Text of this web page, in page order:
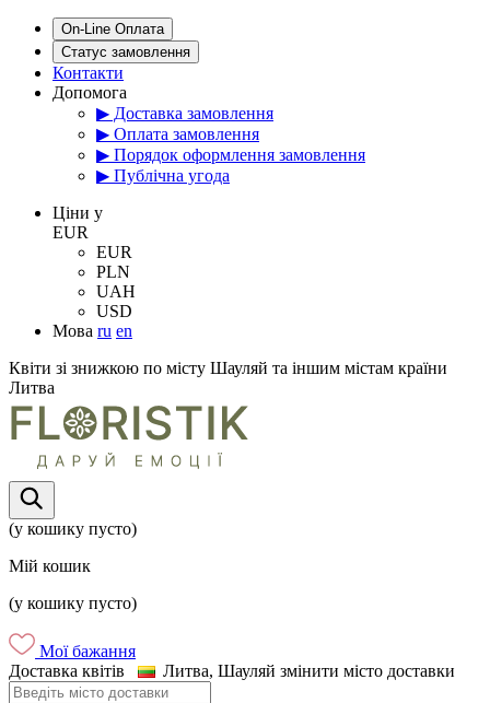
On-Line Оплата
Статус замовлення
Контакти
Допомога
▶ Доставка замовлення
▶ Оплата замовлення
▶ Порядок оформлення замовлення
▶ Публічна угода
Цiни у
EUR
EUR
PLN
UAH
USD
Мова ru en
Квіти зі знижкою по місту Шауляй та іншим містам країни
Литва
(у кошику пусто)
Мій кошик
(у кошику пусто)
Мої бажання
Доставка квітів
Литва, Шауляй змінити місто доставки